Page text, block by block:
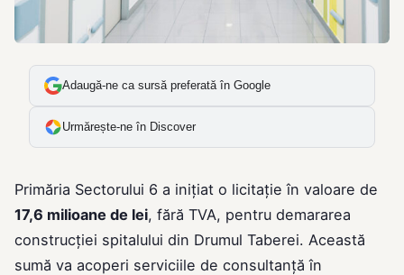
Adaugă-ne ca sursă preferată în Google
Urmărește-ne în Discover
Primăria Sectorului 6 a inițiat o licitație în valoare de
17,6 milioane de lei, fără TVA, pentru demararea
construcției spitalului din Drumul Taberei. Această
sumă va acoperi serviciile de consultanță în